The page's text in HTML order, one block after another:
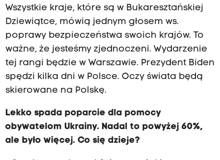
Wszystkie kraje, które są w Bukaresztańskiej
Dziewiątce, mówią jednym głosem ws.
poprawy bezpieczeństwa swoich krajów. To
ważne, że jesteśmy zjednoczeni. Wydarzenie
tej rangi będzie w Warszawie. Prezydent Biden
spędzi kilka dni w Polsce. Oczy świata będą
skierowane na Polskę.
Lekko spada poparcie dla pomocy
obywatelom Ukrainy. Nadal to powyżej 60%,
ale było więcej. Co się dzieje?